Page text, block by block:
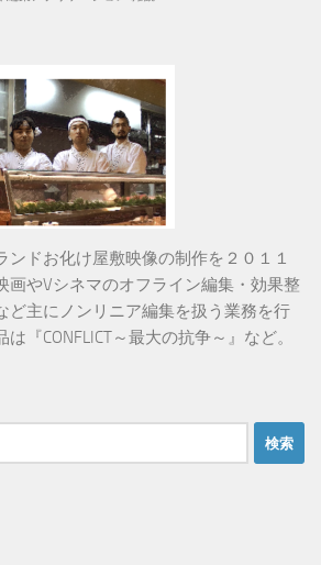
ンドお化け屋敷映像の制作を２０１１
画やVシネマのオフライン編集・効果整
ど主にノンリニア編集を扱う業務を行
『CONFLICT～最大の抗争～』など。